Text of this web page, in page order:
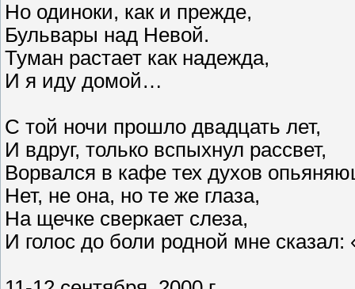
Но одиноки, как и прежде,
Бульвары над Невой.
Туман растает как надежда,
И я иду домой…
С той ночи прошло двадцать лет,
И вдруг, только вспыхнул рассвет,
Ворвался в кафе тех духов
Нет, не она, но те же глаза,
На щечке сверкает слеза,
И голос до боли родной мне